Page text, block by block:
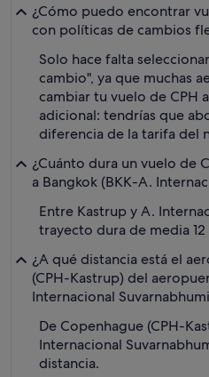
¿Cómo puedo encontrar
con políticas de cambios
Solo hace falta
cambio", ya que muchas
cambiar tu vuelo de CPH
adicional: tendrías que
diferencia de la tarifa del
¿Cuánto dura un vuelo de
a Bangkok (BKK-A.
Entre Kastrup y A.
trayecto dura de media 12
¿A qué distancia está el
(CPH-Kastrup) del
Internacional
De Copenhague (CPH-
Internacional
distancia.